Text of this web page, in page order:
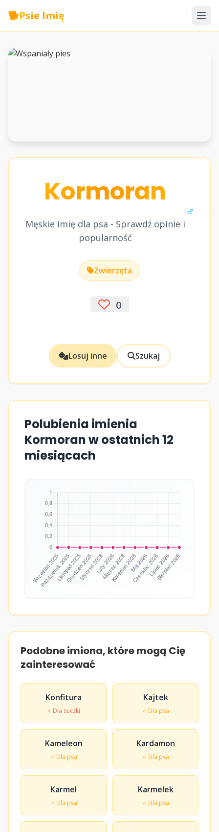
🐕Psie Imię
Kormoran
Męskie imię dla psa - Sprawdź opinie i
popularność
♂
Zwierzęta
0
Losuj inne Szukaj
Polubienia imienia
Kormoran w ostatnich 12
miesiącach
Podobne imiona, które mogą Cię
zainteresować
Konfitura
♀ Dla suczki
Kajtek
♂ Dla psa
Kameleon
♂ Dla psa
Kardamon
♂ Dla psa
Karmel
♂ Dla psa
Karmelek
♂ Dla psa